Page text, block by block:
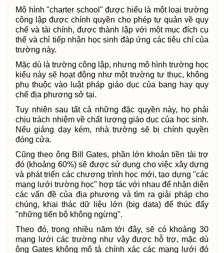
Mô hình "charter school" được hiểu là một loại trường
công lập được chính quyền cho phép tự quản về quy
chế và tài chính, được thành lập với một mục đích cụ
thể và chỉ tiếp nhận học sinh đáp ứng các tiêu chí của
trường này.
Mặc dù là trường công lập, nhưng mô hình trường học
kiểu này sẽ hoạt động như một trường tư thục, không
phụ thuộc vào luật pháp giáo dục của bang hay quy
chế địa phương sở tại.
Tuy nhiên sau tất cả những đặc quyền này, họ phải
chịu trách nhiệm về chất lượng giáo dục của học sinh.
Nếu giảng dạy kém, nhà trường sẽ bị chính quyền
đóng cửa.
Cũng theo ông Bill Gates, phần lớn khoản tiền tài trợ
đó (khoảng 60%) sẽ được sử dụng cho việc xây dựng
và phát triển các chương trình học mới, tạo dựng "các
mạng lưới trường học" hợp tác với nhau để nhận diện
các vấn đề của địa phương và tìm ra giải pháp cho
chúng, khai thác dữ liệu lớn (big data) để thúc đẩy
"những tiến bộ không ngừng".
Theo đó, trong nhiều năm tới đây, sẽ có khoảng 30
mạng lưới các trường như vậy được hỗ trợ, mặc dù
ông Gates không mô tả chính xác các mạng lưới đó